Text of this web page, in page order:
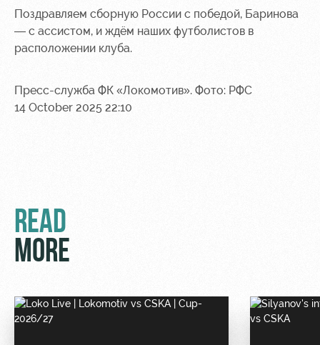
Поздравляем сборную России с победой, Баринова
— с ассистом, и ждём наших футболистов в
расположении клуба.
Пресс-служба ФК «Локомотив». Фото: РФС
14 October 2025 22:10
READ
MORE